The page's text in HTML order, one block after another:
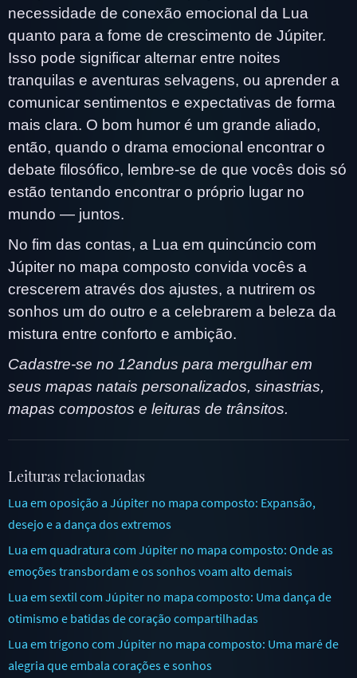
necessidade de conexão emocional da Lua
quanto para a fome de crescimento de Júpiter.
Isso pode significar alternar entre noites
tranquilas e aventuras selvagens, ou aprender a
comunicar sentimentos e expectativas de forma
mais clara. O bom humor é um grande aliado,
então, quando o drama emocional encontrar o
debate filosófico, lembre-se de que vocês dois só
estão tentando encontrar o próprio lugar no
mundo — juntos.
No fim das contas, a Lua em quincúncio com
Júpiter no mapa composto convida vocês a
crescerem através dos ajustes, a nutrirem os
sonhos um do outro e a celebrarem a beleza da
mistura entre conforto e ambição.
Cadastre-se no 12andus para mergulhar em
seus mapas natais personalizados, sinastrias,
mapas compostos e leituras de trânsitos.
Leituras relacionadas
Lua em oposição a Júpiter no mapa composto: Expansão,
desejo e a dança dos extremos
Lua em quadratura com Júpiter no mapa composto: Onde as
emoções transbordam e os sonhos voam alto demais
Lua em sextil com Júpiter no mapa composto: Uma dança de
otimismo e batidas de coração compartilhadas
Lua em trígono com Júpiter no mapa composto: Uma maré de
alegria que embala corações e sonhos